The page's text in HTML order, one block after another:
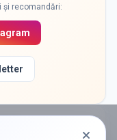
și recomandări: